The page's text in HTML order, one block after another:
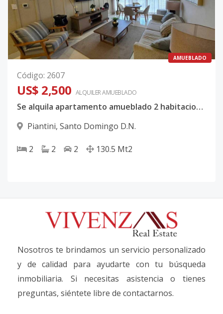
AMUEBLADO
Código: 2607
US$ 2,500 ALQUILERAMUEBLADO
Se alquila apartamento amueblado 2 habitaciones Piantini
Piantini, Santo Domingo D.N.
2 2 2 130.5 Mt2
Nosotros te brindamos un servicio personalizado
y de calidad para ayudarte con tu búsqueda
inmobiliaria. Si necesitas asistencia o tienes
preguntas, siéntete libre de contactarnos.